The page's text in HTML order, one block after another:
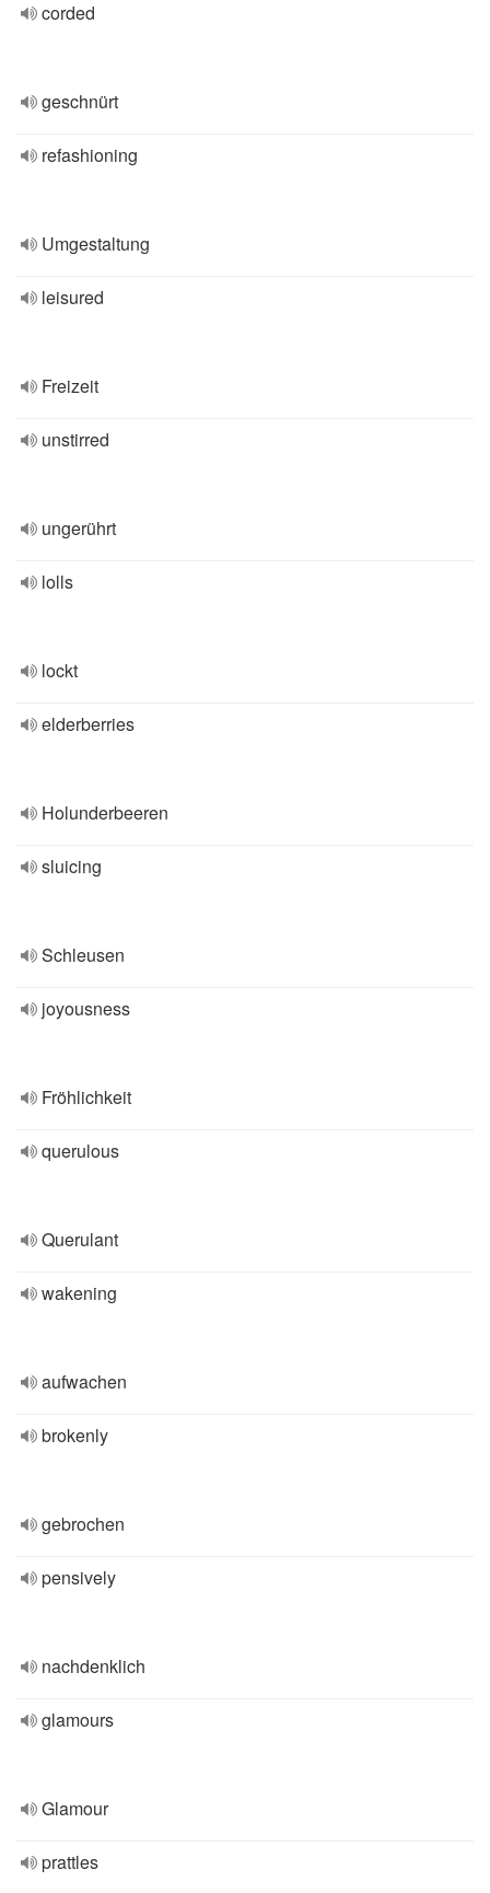
corded
geschnürt
refashioning
Umgestaltung
leisured
Freizeit
unstirred
ungerührt
lolls
lockt
elderberries
Holunderbeeren
sluicing
Schleusen
joyousness
Fröhlichkeit
querulous
Querulant
wakening
aufwachen
brokenly
gebrochen
pensively
nachdenklich
glamours
Glamour
prattles